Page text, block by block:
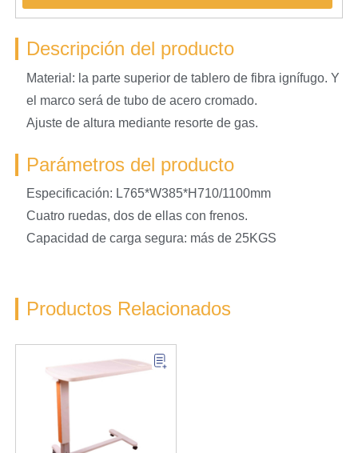
Descripción del producto
Material: la parte superior de tablero de fibra ignífugo. Y
el marco será de tubo de acero cromado.
Ajuste de altura mediante resorte de gas.
Parámetros del producto
Especificación: L765*W385*H710/1100mm
Cuatro ruedas, dos de ellas con frenos.
Capacidad de carga segura: más de 25KGS
Productos Relacionados